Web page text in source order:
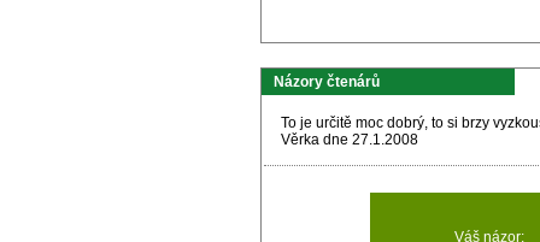
Názory čtenárů
To je určitě moc dobrý, to si brzy
Věrka dne 27.1.2008
Váš názor: